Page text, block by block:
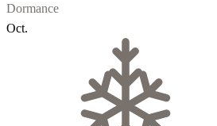
Dormance
Oct.